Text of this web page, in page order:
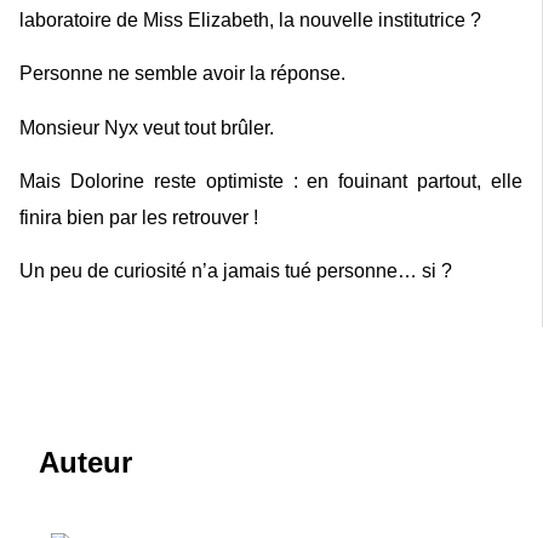
laboratoire de Miss Elizabeth, la nouvelle institutrice ?
Personne ne semble avoir la réponse.
Monsieur Nyx veut tout brûler.
Mais Dolorine reste optimiste : en fouinant partout, elle
finira bien par les retrouver !
Un peu de curiosité n’a jamais tué personne… si ?
Auteur